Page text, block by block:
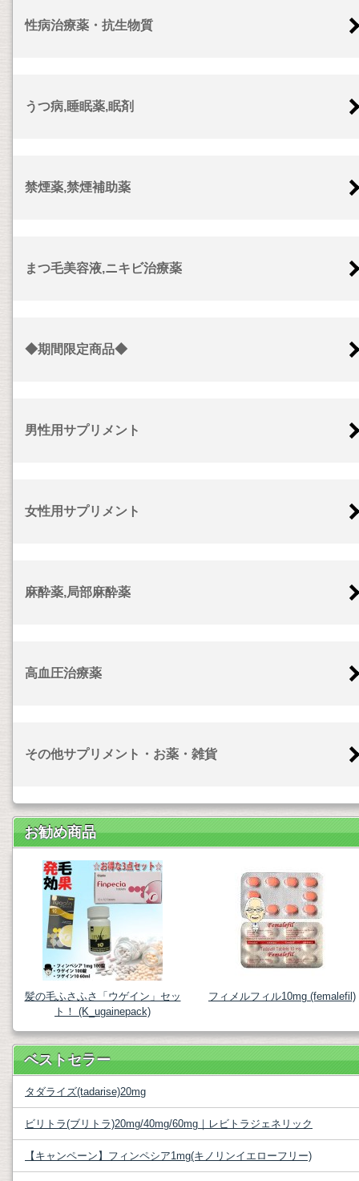
性病治療薬・抗生物質
うつ病,睡眠薬,眠剤
禁煙薬,禁煙補助薬
まつ毛美容液,ニキビ治療薬
◆期間限定商品◆
男性用サプリメント
女性用サプリメント
麻酔薬,局部麻酔薬
高血圧治療薬
その他サプリメント・お薬・雑貨
お勧め商品
髪の毛ふさふさ「ウゲイン」セッ
ト！ (K_ugainepack)
フィメルフィル10mg (femalefil)
ベストセラー
タダライズ(tadarise)20mg
ビリトラ(ブリトラ)20mg/40mg/60mg｜レビトラジェネリック
【キャンペーン】フィンペシア1mg(キノリンイエローフリー)